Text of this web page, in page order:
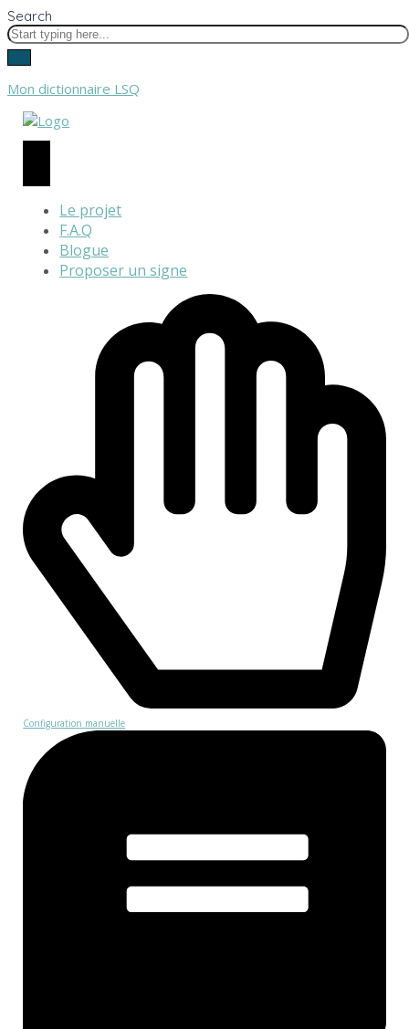
Search
Mon dictionnaire LSQ
Le projet
F.A.Q
Blogue
Proposer un signe
Configuration manuelle